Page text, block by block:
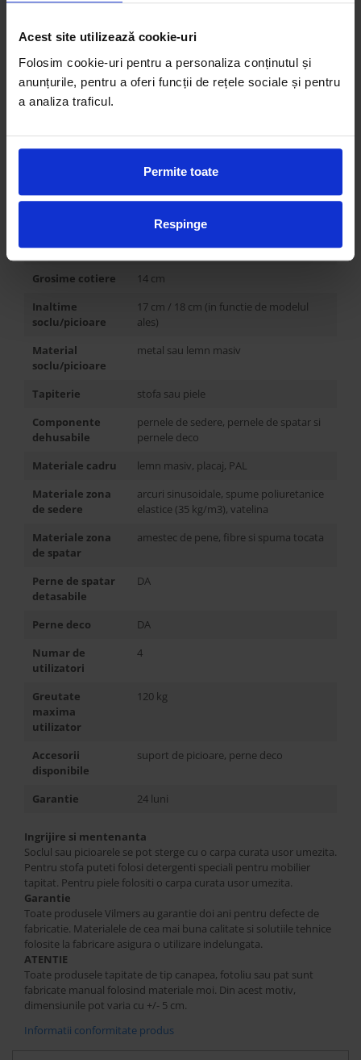
Acest site utilizează cookie-uri
Folosim cookie-uri pentru a personaliza conținutul și
anunțurile, pentru a oferi funcții de rețele sociale și pentru
a analiza traficul.
Permite toate
Respinge
depozitare
Alte variante
Coltar, coltar cu sezlong, Canapea in U,
Latime
310 cm
Inaltime
Adancime
96 cm / 149 cm
Inaltime cotiere
70 cm
Grosime cotiere
14 cm
Inaltime
soclu/picioare
17 cm / 18 cm (in functie de modelul
ales)
Material
soclu/picioare
metal sau lemn masiv
Tapiterie
stofa sau piele
Componente
dehusabile
pernele de sedere, pernele de spatar si
pernele deco
Materiale cadru
lemn masiv, placaj, PAL
Materiale zona
de sedere
arcuri sinusoidale, spume poliuretanice
elastice (35 kg/m3), vatelina
Materiale zona
de spatar
amestec de pene, fibre si spuma tocata
Perne de spatar
detasabile
DA
Perne deco
DA
Numar de
utilizatori
4
Greutate
maxima
utilizator
120 kg
Accesorii
disponibile
suport de picioare, perne deco
Garantie 24 luni
Ingrijire si mentenanta
Soclul sau picioarele se pot sterge cu o carpa curata usor umezita.
Pentru stofa puteti folosi detergenti speciali pentru mobilier
tapitat. Pentru piele folositi o carpa curata usor umezita.
Garantie
Toate produsele Vilmers au garantie doi ani pentru defecte de
fabricatie. Materialele de cea mai buna calitate si solutiile tehnice
folosite la fabricare asigura o utilizare indelungata.
ATENTIE
Toate produsele tapitate de tip canapea, fotoliu sau pat sunt
fabricate manual folosind materiale moi. Din acest motiv,
dimensiunile pot varia cu +/- 5 cm.
Informatii conformitate produs